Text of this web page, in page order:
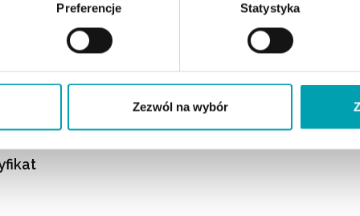
Preferencje Statystyka
Zezwól na wybór
(stanole roślinne
(z mleka),